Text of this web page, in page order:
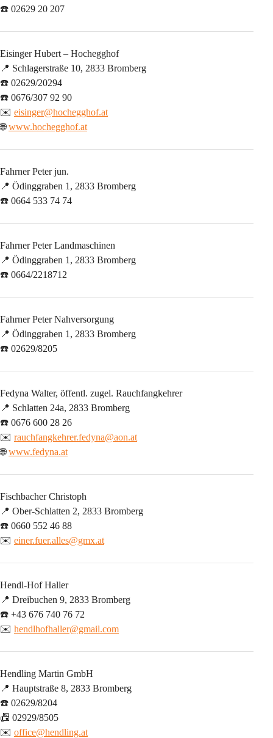
☎️ 02629 20 207
Eisinger Hubert – Hochegghof
📍 Schlagerstraße 10, 2833 Bromberg
☎️ 02629/20294
☎️ 0676/307 92 90
✉️ eisinger@hochegghof.at
🌐 www.hochegghof.at
Fahrner Peter jun.
📍 Ödinggraben 1, 2833 Bromberg
☎️ 0664 533 74 74
Fahrner Peter Landmaschinen
📍 Ödinggraben 1, 2833 Bromberg
☎️ 0664/2218712
Fahrner Peter Nahversorgung
📍 Ödinggraben 1, 2833 Bromberg
☎️ 02629/8205
Fedyna Walter, öffentl. zugel. Rauchfangkehrer
📍 Schlatten 24a, 2833 Bromberg
☎️ 0676 600 28 26
✉️ rauchfangkehrer.fedyna@aon.at
🌐 www.fedyna.at
Fischbacher Christoph
📍 Ober-Schlatten 2, 2833 Bromberg
☎️ 0660 552 46 88
✉️ einer.fuer.alles@gmx.at
Hendl-Hof Haller
📍 Dreibuchen 9, 2833 Bromberg
☎️ +43 676 740 76 72
✉️ hendlhofhaller@gmail.com
Hendling Martin GmbH
📍 Hauptstraße 8, 2833 Bromberg
☎️ 02629/8204
📠 02929/8505
✉️ office@hendling.at